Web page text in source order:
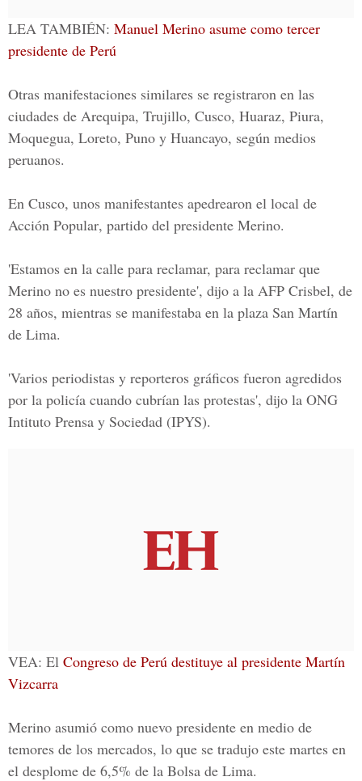
LEA TAMBIÉN: Manuel Merino asume como tercer
presidente de Perú
Otras manifestaciones similares se registraron en las
ciudades de Arequipa, Trujillo, Cusco, Huaraz, Piura,
Moquegua, Loreto, Puno y Huancayo, según medios
peruanos.
En Cusco, unos manifestantes apedrearon el local de
Acción Popular, partido del presidente Merino.
'Estamos en la calle para reclamar, para reclamar que
Merino no es nuestro presidente', dijo a la AFP Crisbel, de
28 años, mientras se manifestaba en la plaza San Martín
de Lima.
'Varios periodistas y reporteros gráficos fueron agredidos
por la policía cuando cubrían las protestas', dijo la ONG
Intituto Prensa y Sociedad (IPYS).
VEA: El Congreso de Perú destituye al presidente Martín
Vizcarra
Merino asumió como nuevo presidente en medio de
temores de los mercados, lo que se tradujo este martes en
el desplome de 6,5% de la Bolsa de Lima.